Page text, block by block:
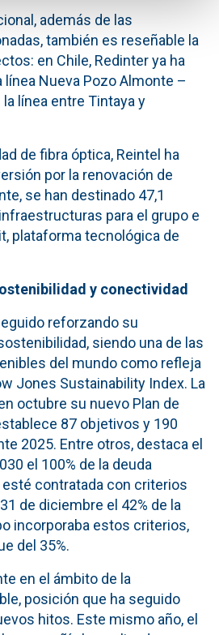
además de las
también es reseñable la
en Chile, Redinter ya ha
Nueva Pozo Almonte –
línea entre Tintaya y
de fibra óptica, Reintel ha
por la renovación de
se han destinado 47,1
para el grupo e
plataforma tecnológica de
y conectividad
reforzando su
siendo una de las
del mundo como refleja
Jones Sustainability Index. La
octubre su nuevo Plan de
87 objetivos y 190
2025. Entre otros, destaca el
el 100% de la deuda
contratada con criterios
de diciembre el 42% de la
incorporaba estos criterios,
del 35%.
en el ámbito de la
posición que ha seguido
hitos. Este mismo año, el